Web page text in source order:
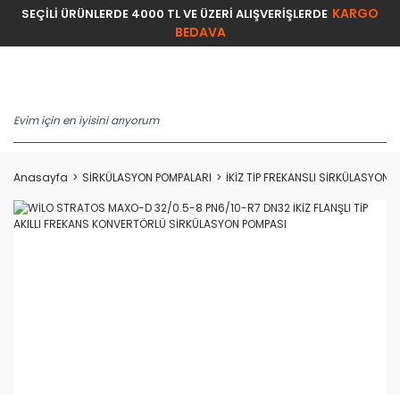
SEÇİLİ ÜRÜNLERDE 4000 TL VE ÜZERİ ALIŞVERİŞLERDE KARGO
BEDAVA
Anasayfa SİRKÜLASYON POMPALARI İKİZ TİP FREKANSLI SİRKÜLASYON